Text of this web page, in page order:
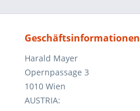
Geschäftsinformationen
Harald Mayer
Opernpassage 3
1010 Wien
AUSTRIA: